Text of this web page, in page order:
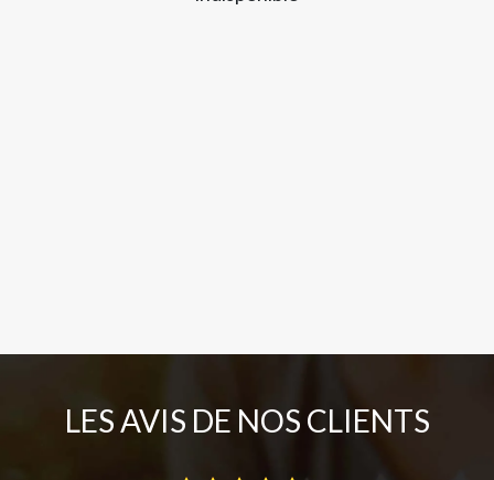
LES AVIS DE NOS CLIENTS